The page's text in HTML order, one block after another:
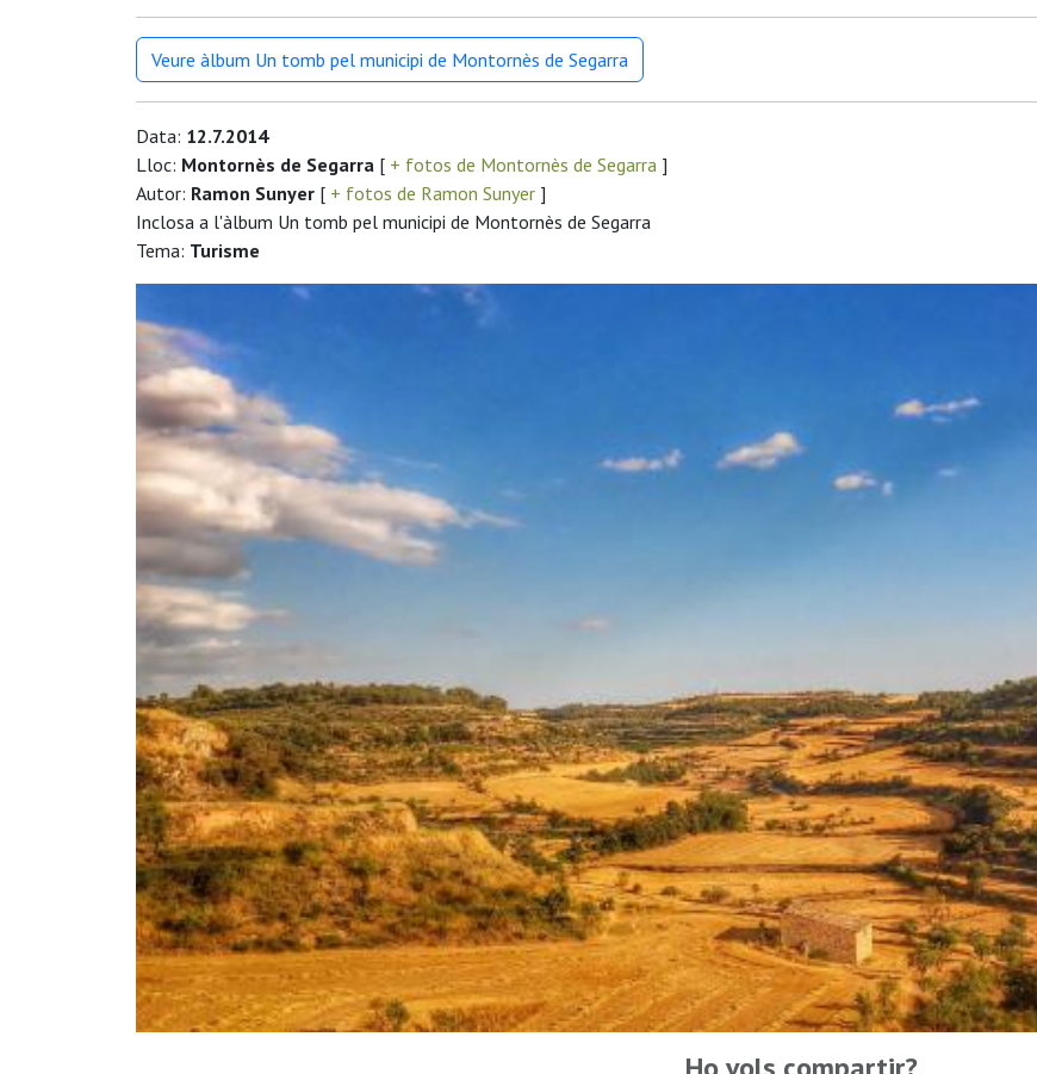
Veure àlbum Un tomb pel municipi de Montornès de Segarra
Data: 12.7.2014
Lloc: Montornès de Segarra [ + fotos de Montornès de Segarra ]
Autor: Ramon Sunyer [ + fotos de Ramon Sunyer ]
Inclosa a l'àlbum Un tomb pel municipi de Montornès de Segarra
Tema: Turisme